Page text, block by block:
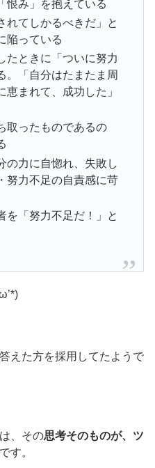
恨み」を抱えている
れてしかるべきだ」と
陥っている
たときに「ついに努力
。「自分はたまたま周
恵まれて、成功した」
取ったものであるの
の力に自惚れ、失敗し
努力不足の自責感に苛
を「努力不足だ！」と
えた方を採用してたようで
、その思考そのものが、ツ
す。